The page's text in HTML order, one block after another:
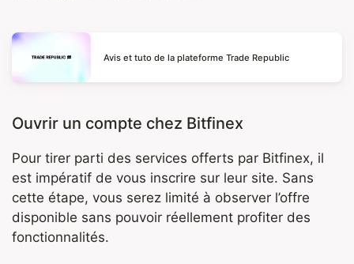
Avis et tuto de la plateforme Trade Republic
Ouvrir un compte chez Bitfinex
Pour tirer parti des services offerts par Bitfinex, il
est impératif de vous inscrire sur leur site. Sans
cette étape, vous serez limité à observer l’offre
disponible sans pouvoir réellement profiter des
fonctionnalités.